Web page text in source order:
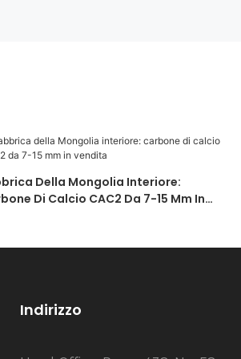
Della Mongolia Interiore:
Di Calcio CAC2 Da 7-15 Mm In
Indirizzo